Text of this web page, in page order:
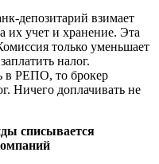
депозитарий взимает
их учет и хранение. Эта
только уменьшает
налог.
в РЕПО, то брокер
Ничего доплачивать не
списывается